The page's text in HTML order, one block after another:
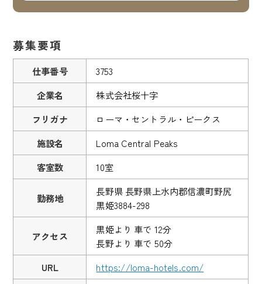
募集要項
仕事番号
3753
企業名
株式会社桜十字
フリガナ
ローマ・セントラル・ピークス
施設名
Loma Central Peaks
客室数
10室
勤務地
長野県 長野県上水内郡信濃町野尻
黒姫3884-298
アクセス
黒姫より 車で 12分
長野より 車で 50分
URL
https://loma-hotels.com/